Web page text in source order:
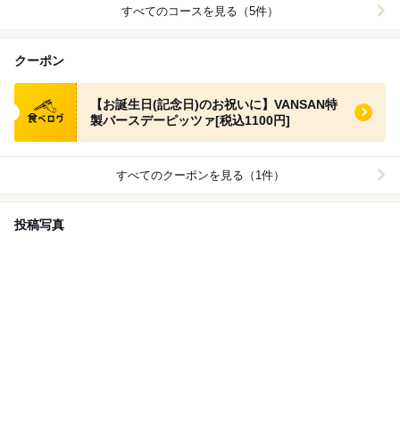
すべてのコースを見る（5件）
クーポン
食べログ クーポン
【お誕生日(記念日)のお祝いに】VANSAN特
製バースデーピッツァ[税込1100円]
すべてのクーポンを見る（1件）
投稿写真